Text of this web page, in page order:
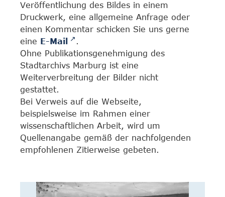
Veröffentlichung des Bildes in einem
Druckwerk, eine allgemeine Anfrage oder
einen Kommentar schicken Sie uns gerne
eine E-Mail
.
Ohne Publikationsgenehmigung des
Stadtarchivs Marburg ist eine
Weiterverbreitung der Bilder nicht
gestattet.
Bei Verweis auf die Webseite,
beispielsweise im Rahmen einer
wissenschaftlichen Arbeit, wird um
Quellenangabe gemäß der nachfolgenden
empfohlenen Zitierweise gebeten.